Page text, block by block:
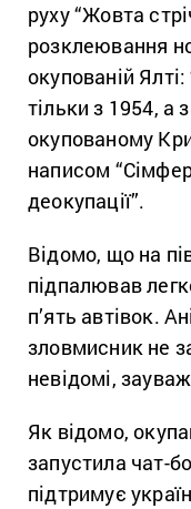
руху “Жовта
розклеювання
окупованій
тільки з 1954, а
окупованому
написом
деокупації”.
Відомо, що на
підпалював
п’ять автівок.
зловмисник не
невідомі,
Як відомо,
запустила чат-
підтримує